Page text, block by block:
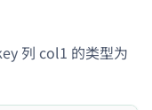
列 col1 的类型为